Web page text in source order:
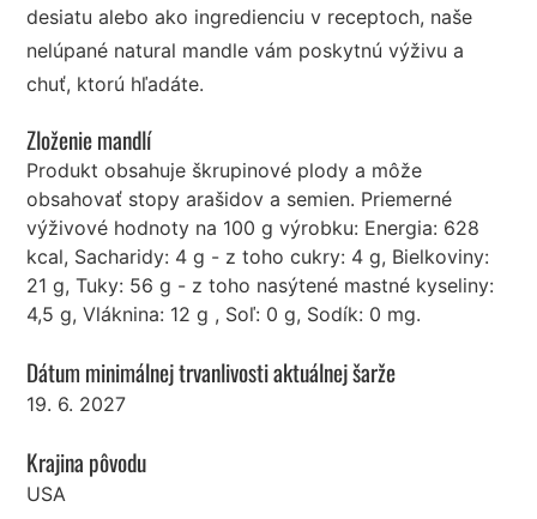
desiatu alebo ako ingredienciu v receptoch, naše
nelúpané natural mandle vám poskytnú výživu a
chuť, ktorú hľadáte.
Zloženie mandlí
Produkt obsahuje škrupinové plody a môže
obsahovať stopy arašidov a semien. Priemerné
výživové hodnoty na 100 g výrobku: Energia: 628
kcal, Sacharidy: 4 g - z toho cukry: 4 g, Bielkoviny:
21 g, Tuky: 56 g - z toho nasýtené mastné kyseliny:
4,5 g, Vláknina: 12 g , Soľ: 0 g, Sodík: 0 mg.
Dátum minimálnej trvanlivosti aktuálnej šarže
19. 6. 2027
Krajina pôvodu
USA